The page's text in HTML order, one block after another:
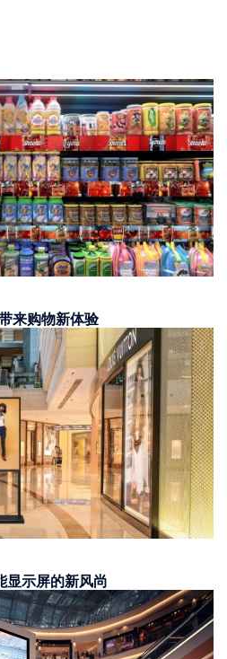
来购物新体验
显示屏的新风尚